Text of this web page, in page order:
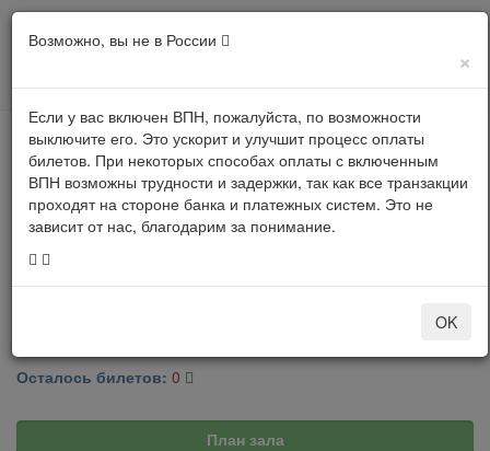
Купить билеты онлайн
!!! МЕРОПРИЯТИЕ УЖЕ
ПРОШЛО !!!
Осталось билетов: 0
План зала
Возможно, вы не в России
×
Если у вас включен ВПН, пожалуйста, по возможности
выключите его. Это ускорит и улучшит процесс оплаты
билетов. При некоторых способах оплаты с включенным
ВПН возможны трудности и задержки, так как все транзакции
проходят на стороне банка и платежных систем. Это не
зависит от нас, благодарим за понимание.
OK